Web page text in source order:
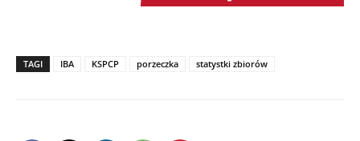
TAGI IBA KSPCP porzeczka statystki zbiorów